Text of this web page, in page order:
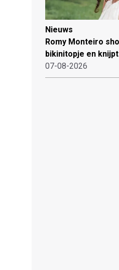
Nieuws
Romy Monteiro
bikinitopje en
07-08-2026